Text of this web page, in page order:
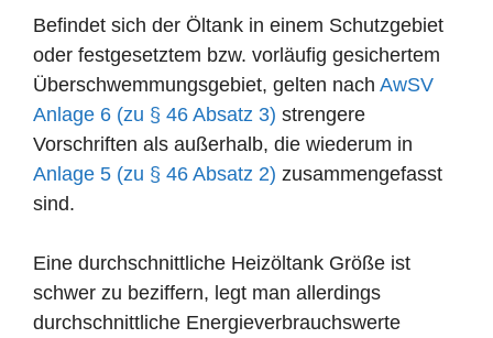
Befindet sich der Öltank in einem Schutzgebiet
oder festgesetztem bzw. vorläufig gesichertem
Überschwemmungsgebiet, gelten nach AwSV
Anlage 6 (zu § 46 Absatz 3) strengere
Vorschriften als außerhalb, die wiederum in
Anlage 5 (zu § 46 Absatz 2) zusammengefasst
sind.
Eine durchschnittliche Heizöltank Größe ist
schwer zu beziffern, legt man allerdings
durchschnittliche Energieverbrauchswerte